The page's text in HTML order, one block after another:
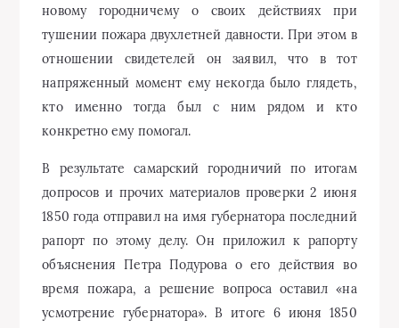
новому городничему о своих действиях при
тушении пожара двухлетней давности. При этом в
отношении свидетелей он заявил, что в тот
напряженный момент ему некогда было глядеть,
кто именно тогда был с ним рядом и кто
конкретно ему помогал.
В результате самарский городничий по итогам
допросов и прочих материалов проверки 2 июня
1850 года отправил на имя губернатора последний
рапорт по этому делу. Он приложил к рапорту
объяснения Петра Подурова о его действия во
время пожара, а решение вопроса оставил «на
усмотрение губернатора». В итоге 6 июня 1850